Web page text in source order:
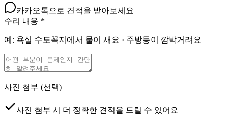
카카오톡으로 견적을 받아보세요
수리 내용 *
예: 욕실 수도꼭지에서 물이 새요 · 주방등이 깜박거려요
사진 첨부 (선택)
사진 첨부 시 더 정확한 견적을 드릴 수 있어요